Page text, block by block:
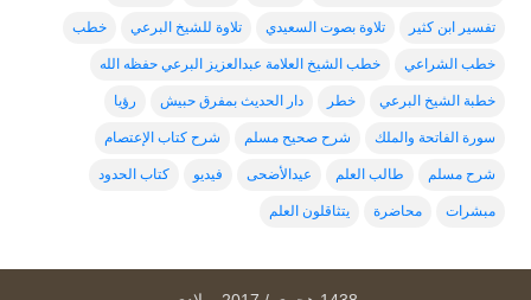
تفسير ابن كثير تلاوة بصوت السعيدي تلاوة للشيخ البرعي خطب
خطب الشراعي خطب الشيخ العلامة عبدالعزيز البرعي حفظه الله
خطبة الشيخ البرعي خطر دار الحديث بمفرق حبيش رؤيا
سورة الفاتحة والملك شرح صحيح مسلم شرح كتاب الإعتصام
شرح مسلم طالب العلم عيدالأضحى فيديو كتاب الحدود
مبشرات محاضرة يتثاقلون العلم